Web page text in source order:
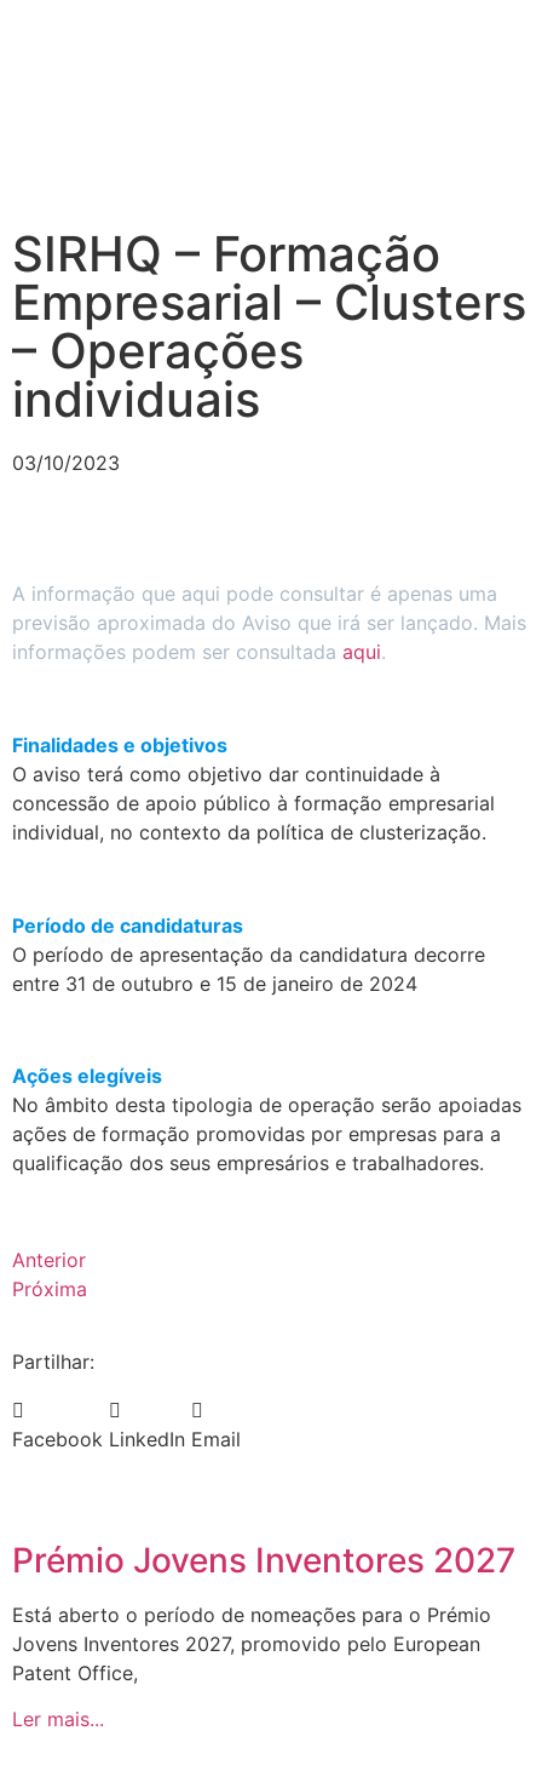
SIRHQ – Formação
Empresarial – Clusters
– Operações
individuais
03/10/2023
A informação que aqui pode consultar é apenas uma
previsão aproximada do Aviso que irá ser lançado. Mais
informações podem ser consultada aqui.
Finalidades e objetivos
O aviso terá como objetivo dar continuidade à
concessão de apoio público à formação empresarial
individual, no contexto da política de clusterização.
Período de candidaturas
O período de apresentação da candidatura decorre
entre 31 de outubro e 15 de janeiro de 2024
Ações elegíveis
No âmbito desta tipologia de operação serão apoiadas
ações de formação promovidas por empresas para a
qualificação dos seus empresários e trabalhadores.
Anterior
Próxima
Partilhar:
Facebook LinkedIn Email
Prémio Jovens Inventores 2027
Está aberto o período de nomeações para o Prémio
Jovens Inventores 2027, promovido pelo European
Patent Office,
Ler mais...